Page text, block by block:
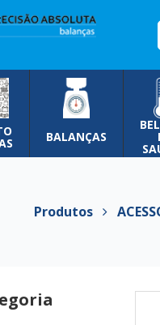
BALANÇAS
Produtos